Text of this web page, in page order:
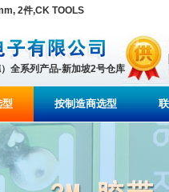
2件,CK TOOLS
全系列产品-新加坡2号仓库
型 按制造商选型